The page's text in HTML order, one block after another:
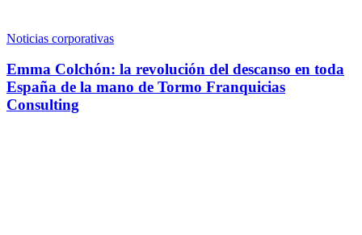
Noticias corporativas
Emma Colchón: la revolución del descanso en toda
España de la mano de Tormo Franquicias
Consulting